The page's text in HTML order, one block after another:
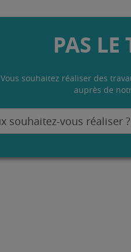
PAS LE
Vous souhaitez réaliser des
auprès de